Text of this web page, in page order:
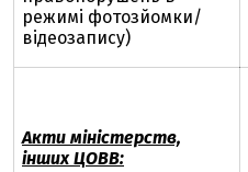
режимі фотозйомки/
відеозапису)
Акти міністерств,
інших ЦОВВ: